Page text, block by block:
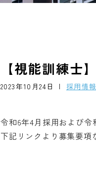
【視能訓練士
2023年10月24日 採用情報
令和6年4月採用および令
下記リンクより募集要項